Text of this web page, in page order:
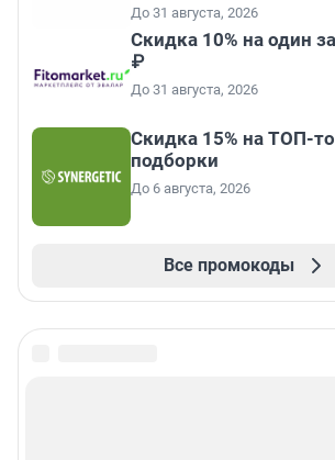
До 31 августа, 2026
Скидка 10% на один
₽
До 31 августа, 2026
Скидка 15% на ТОП-
подборки
До 6 августа, 2026
Все промокоды